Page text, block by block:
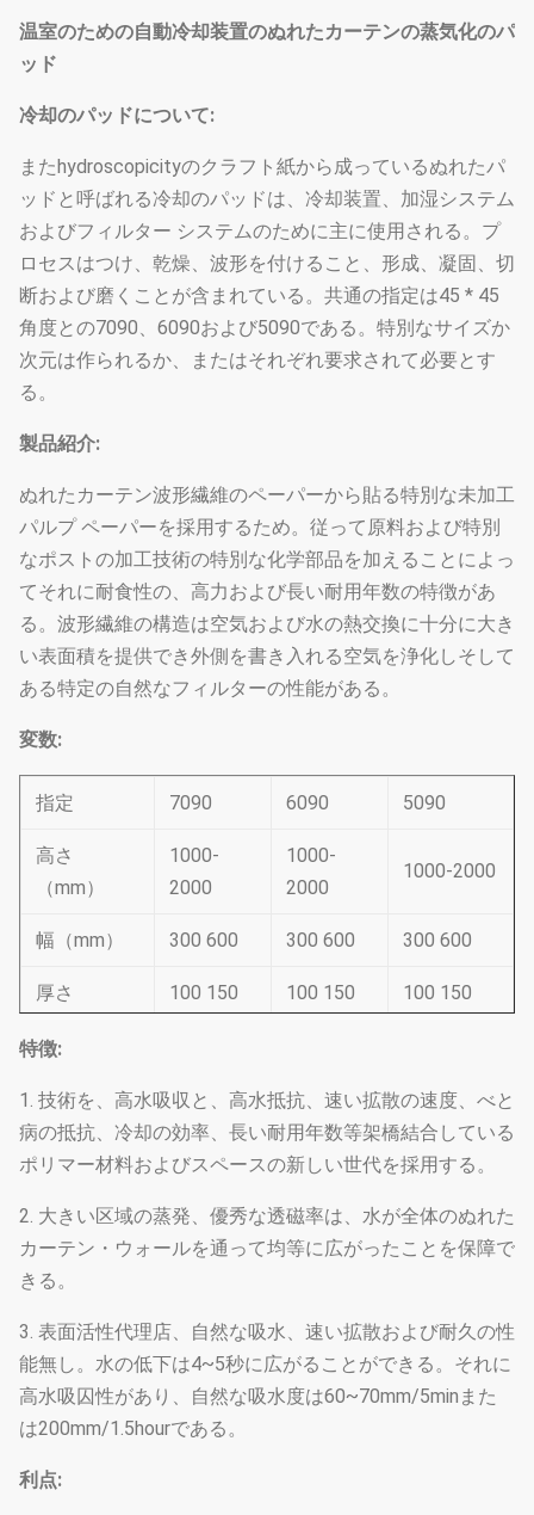
温室のための自動冷却装置のぬれたカーテンの蒸気化のパ
ッド
冷却のパッドについて:
またhydroscopicityのクラフト紙から成っているぬれたパ
ッドと呼ばれる冷却のパッドは、冷却装置、加湿システム
およびフィルター システムのために主に使用される。プ
ロセスはつけ、乾燥、波形を付けること、形成、凝固、切
断および磨くことが含まれている。共通の指定は45 * 45
角度との7090、6090および5090である。特別なサイズか
次元は作られるか、またはそれぞれ要求されて必要とす
る。
製品紹介:
ぬれたカーテン波形繊維のペーパーから貼る特別な未加工
パルプ ペーパーを採用するため。従って原料および特別
なポストの加工技術の特別な化学部品を加えることによっ
てそれに耐食性の、高力および長い耐用年数の特徴があ
る。波形繊維の構造は空気および水の熱交換に十分に大き
い表面積を提供でき外側を書き入れる空気を浄化しそして
ある特定の自然なフィルターの性能がある。
変数:
指定 7090 6090 5090
高さ
（mm）
1000-
2000
1000-
2000
1000-2000
幅（mm） 300 600 300 600 300 600
厚さ
100 150
100 150
100 150
さ（mm）
7 6 5
さざ波の角
45*45
45*45
45*45
特徴:
1. 技術を、高水吸収と、高水抵抗、速い拡散の速度、べと
病の抵抗、冷却の効率、長い耐用年数等架橋結合している
ポリマー材料およびスペースの新しい世代を採用する。
2. 大きい区域の蒸発、優秀な透磁率は、水が全体のぬれた
カーテン・ウォールを通って均等に広がったことを保障で
きる。
3. 表面活性代理店、自然な吸水、速い拡散および耐久の性
能無し。水の低下は4~5秒に広がることができる。それに
高水吸囚性があり、自然な吸水度は60~70mm/5minまた
は200mm/1.5hourである。
利点: